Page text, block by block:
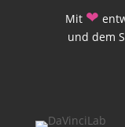
Mit ❤
und dem